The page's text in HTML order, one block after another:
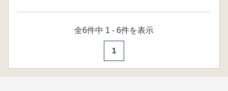
全6件中 1 - 6件を表示
1